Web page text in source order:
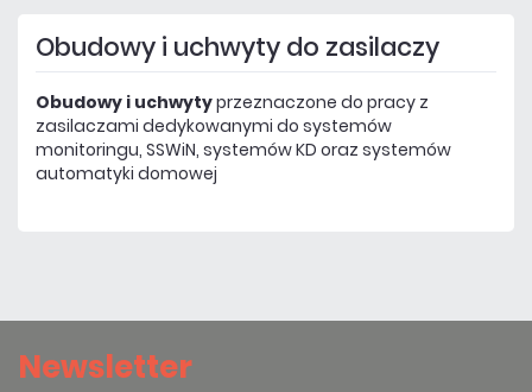
Obudowy i uchwyty do zasilaczy
Obudowy i uchwytyprzeznaczone do pracy z
zasilaczami dedykowanymi do systemów
monitoringu, SSWiN, systemów KD oraz systemów
automatyki domowej
Newsletter